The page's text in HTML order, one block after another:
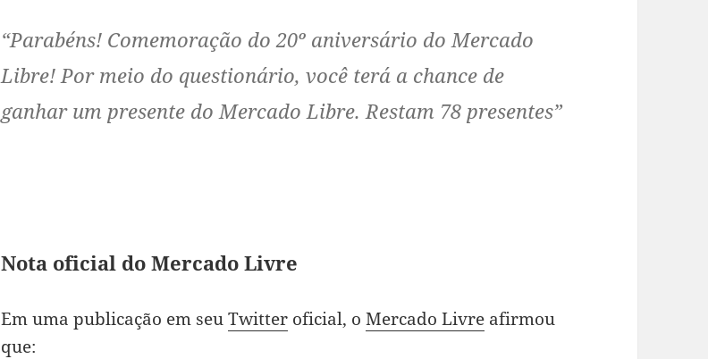
“Parabéns! Comemoração do 20º aniversário do Mercado
Libre! Por meio do questionário, você terá a chance de
ganhar um presente do Mercado Libre. Restam 78 presentes”
Nota oficial do Mercado Livre
Em uma publicação em seuTwitter oficial, oMercado Livre afirmou
que: